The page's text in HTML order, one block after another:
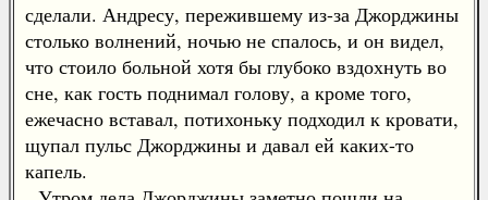
сделали. Андресу, пережившему из-за Джорджины
столько волнений, ночью не спалось, и он видел,
что стоило больной хотя бы глубоко вздохнуть во
сне, как гость поднимал голову, а кроме того,
ежечасно вставал, потихоньку подходил к кровати,
щупал пульс Джорджины и давал ей каких-то
капель.